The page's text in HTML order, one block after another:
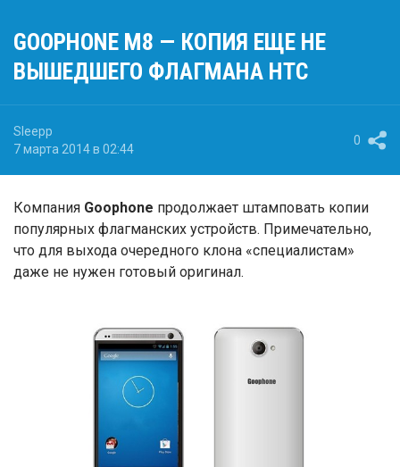
GOOPHONE M8 — КОПИЯ ЕЩЕ НЕ
ВЫШЕДШЕГО ФЛАГМАНА HTC
Sleepp
7 марта 2014 в 02:44
0
Компания Goophone продолжает штамповать копии
популярных флагманских устройств. Примечательно,
что для выхода очередного клона «специалистам»
даже не нужен готовый оригинал.